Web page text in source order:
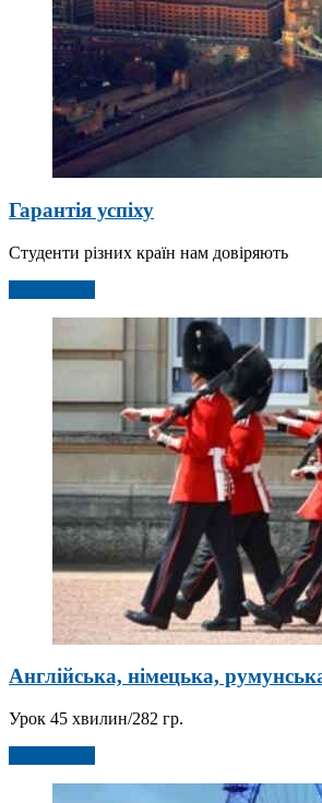
Гарантія успіху
Студенти різних країн нам довіряють
Англійська, німецька,
Урок 45 хвилин/282 гр.